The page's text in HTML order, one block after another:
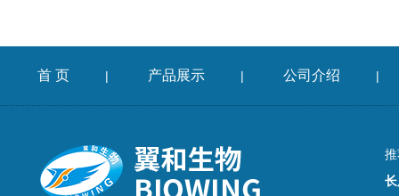
首 页 | 产品展示 | 公司介绍 |